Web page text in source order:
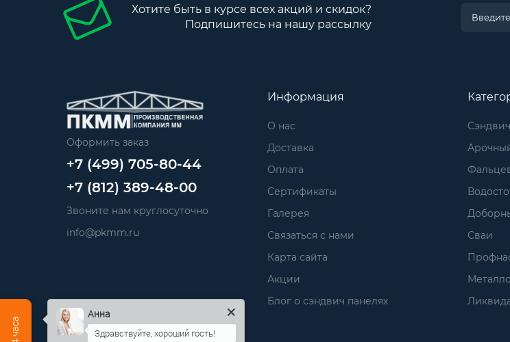
Хотите быть в курсе всех акций и скидок?
Подпишитесь на нашу рассылку
Оформить заказ
+7 (499) 705-80-44
+7 (812) 389-48-00
Звоните нам круглосуточно
info@pkmm.ru
Информация
О нас
Доставка
Оплата
Сертификаты
Галерея
Связаться с нами
Карта сайта
Акции
Блог о сэндвич панелях
Сваи
Анна